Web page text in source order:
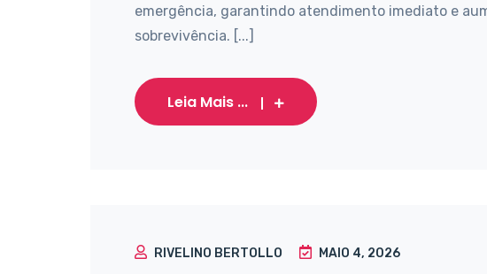
emergência, garantindo atendimento imediato e
sobrevivência. [...]
Leia Mais ...
RIVELINO BERTOLLO MAIO 4, 2026